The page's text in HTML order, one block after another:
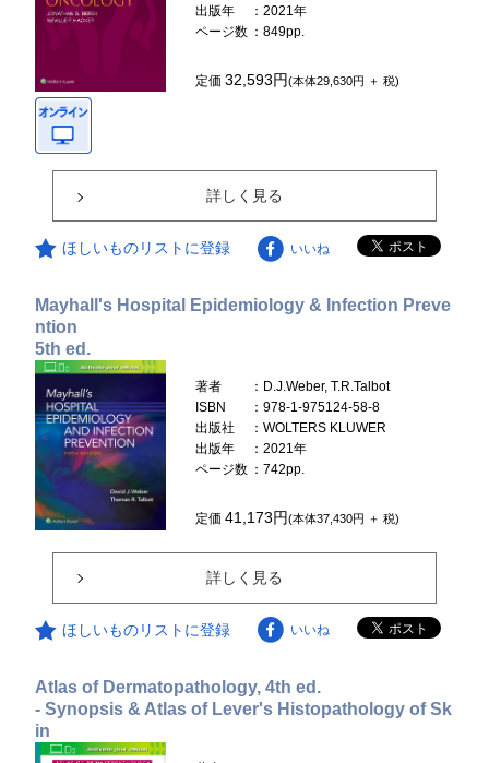
出版年
：2021年
ページ数 ：849pp.
定価32,593円(本体29,630円 ＋ 税)
詳しく見る
ほしいものリストに登録 いいね
Mayhall's Hospital Epidemiology & Infection Preve
ntion
5th ed.
著者
：D.J.Weber, T.R.Talbot
ISBN
：978-1-975124-58-8
出版社
：WOLTERS KLUWER
出版年
：2021年
ページ数 ：742pp.
定価41,173円(本体37,430円 ＋ 税)
詳しく見る
ほしいものリストに登録 いいね
Atlas of Dermatopathology, 4th ed.
- Synopsis & Atlas of Lever's Histopathology of Sk
in